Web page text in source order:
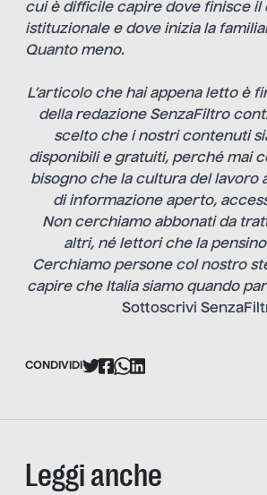
cui è difficile capire dove finisce il
istituzionale e dove inizia la
Quanto meno.
L’articolo che hai appena letto è
della redazione SenzaFiltro
scelto che i nostri contenuti
disponibili e gratuiti, perché mai
bisogno che la cultura del lavoro
di informazione aperto,
Non cerchiamo abbonati da
altri, né lettori che la
Cerchiamo persone col nostro
capire che Italia siamo quando
Sottoscrivi
CONDIVIDI
Leggi anche